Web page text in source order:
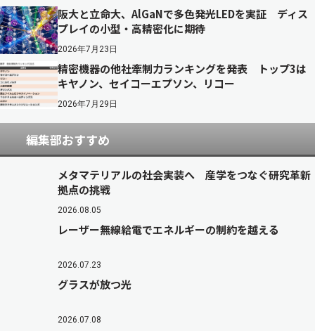
阪大と立命大、AlGaNで多色発光LEDを実証 ディス
プレイの小型・高精密化に期待
2026年7月23日
精密機器の他社牽制力ランキングを発表 トップ3は
キヤノン、セイコーエプソン、リコー
2026年7月29日
編集部おすすめ
メタマテリアルの社会実装へ 産学をつなぐ研究革新
拠点の挑戦
2026.08.05
レーザー無線給電でエネルギーの制約を越える
2026.07.23
グラスが放つ光
2026.07.08